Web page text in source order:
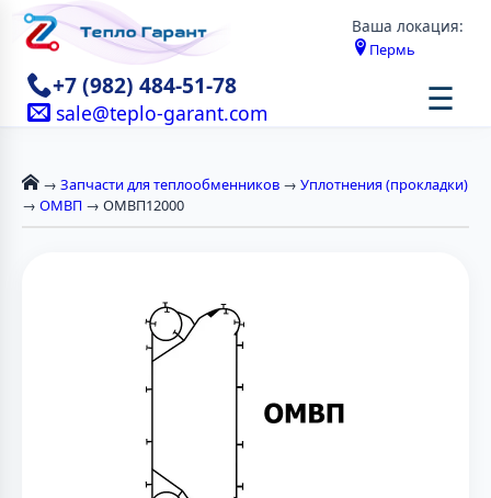
Ваша локация:
Пермь
+7 (982) 484-51-78
sale@teplo-garant.com ☰
→ Запчасти для теплообменников → Уплотнения (прокладки)
→ ОМВП → ОМВП12000